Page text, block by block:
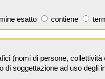
esatto contiene
(nomi di persone,
di soggettazione ad uso degli